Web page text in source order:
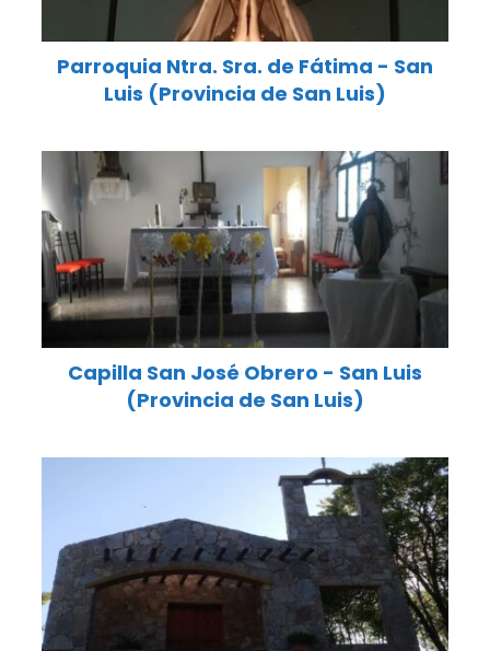
Parroquia Ntra. Sra. de Fátima - San
Luis (Provincia de San Luis)
Capilla San José Obrero - San Luis
(Provincia de San Luis)